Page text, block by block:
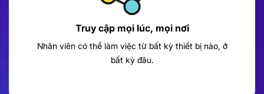
Truy cập mọi lúc, mọi nơi
Nhân viên có thể làm việc từ bất kỳ thiết bị nào, ở
bất kỳ đâu.